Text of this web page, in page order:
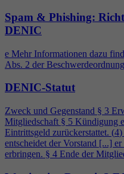
Spam & Phishing:
DENIC
e Mehr Informationen dazu
Abs. 2 der
DENIC-Statut
Zweck und Gegenstand § 3
Mitgliedschaft § 5 Kündigung
Eintrittsgeld zurückerstattet. (4)
entscheidet der Vorstand [...]
erbringen. § 4 Ende der